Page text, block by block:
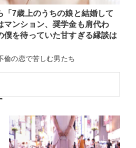
「7歳上のうちの娘と結婚して
ンション、奨学金も肩代わ
を待っていた甘すぎる縁談は
の恋で苦しむ男たち